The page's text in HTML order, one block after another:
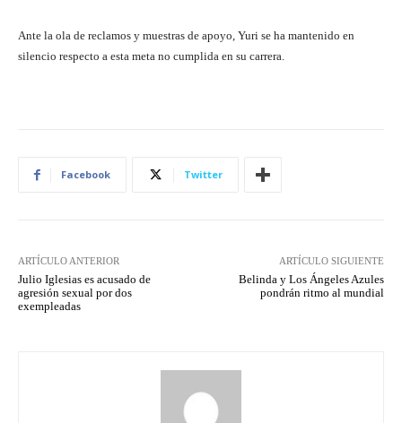
Ante la ola de reclamos y muestras de apoyo, Yuri se ha mantenido en
silencio respecto a esta meta no cumplida en su carrera.
Facebook Twitter
ARTÍCULO ANTERIOR
Julio Iglesias es acusado de
agresión sexual por dos
exempleadas
ARTÍCULO SIGUIENTE
Belinda y Los Ángeles Azules
pondrán ritmo al mundial